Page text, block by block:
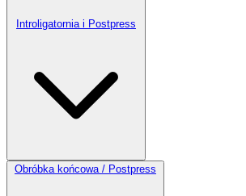
Introligatornia i Postpress
Obróbka końcowa / Postpress